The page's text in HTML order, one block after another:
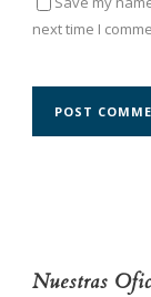
next time I
Nuestras